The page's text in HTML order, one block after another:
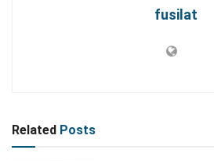
fusilat
Related Posts